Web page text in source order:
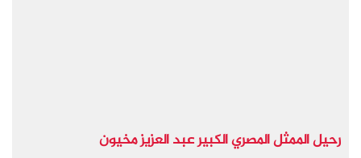
رحيل الممثل المصري الكبير عبد العزيز مخيون